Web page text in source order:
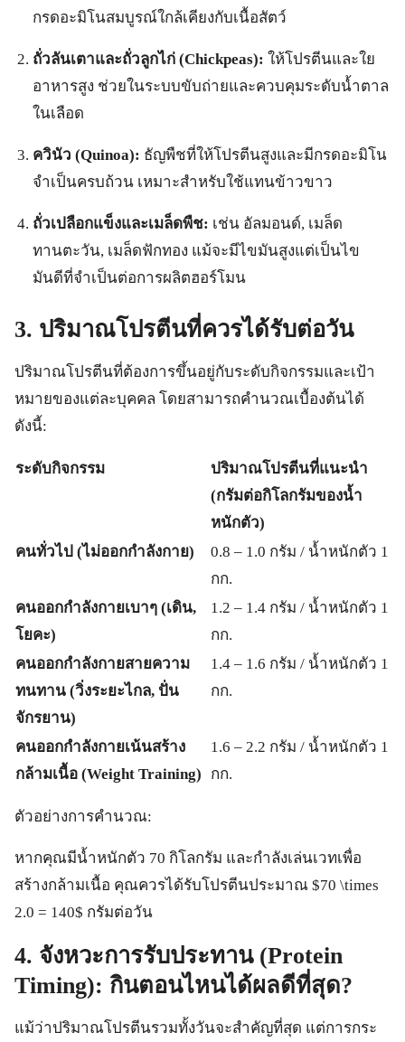
กรดอะมิโนสมบูรณ์ใกล้เคียงกับเนื้อสัตว์
ถั่วลันเตาและถั่วลูกไก่ (Chickpeas): ให้โปรตีนและใย
อาหารสูง ช่วยในระบบขับถ่ายและควบคุมระดับน้ำตาล
ในเลือด
ควินัว (Quinoa): ธัญพืชที่ให้โปรตีนสูงและมีกรดอะมิโน
จำเป็นครบถ้วน เหมาะสำหรับใช้แทนข้าวขาว
ถั่วเปลือกแข็งและเมล็ดพืช: เช่น อัลมอนด์, เมล็ด
ทานตะวัน, เมล็ดฟักทอง แม้จะมีไขมันสูงแต่เป็นไข
มันดีที่จำเป็นต่อการผลิตฮอร์โมน
3. ปริมาณโปรตีนที่ควรได้รับต่อวัน
ปริมาณโปรตีนที่ต้องการขึ้นอยู่กับระดับกิจกรรมและเป้า
หมายของแต่ละบุคคล โดยสามารถคำนวณเบื้องต้นได้
ดังนี้:
ระดับกิจกรรม
ปริมาณโปรตีนที่แนะนำ
(กรัมต่อกิโลกรัมของน้ำ
หนักตัว)
คนทั่วไป (ไม่ออกกำลังกาย)
0.8 – 1.0 กรัม / น้ำหนักตัว 1
กก.
คนออกกำลังกายเบาๆ (เดิน,
โยคะ)
1.2 – 1.4 กรัม / น้ำหนักตัว 1
กก.
คนออกกำลังกายสายความ
ทนทาน (วิ่งระยะไกล, ปั่น
จักรยาน)
1.4 – 1.6 กรัม / น้ำหนักตัว 1
กก.
คนออกกำลังกายเน้นสร้าง
กล้ามเนื้อ (Weight Training)
1.6 – 2.2 กรัม / น้ำหนักตัว 1
กก.
ตัวอย่างการคำนวณ:
หากคุณมีน้ำหนักตัว 70 กิโลกรัม และกำลังเล่นเวทเพื่อ
สร้างกล้ามเนื้อ คุณควรได้รับโปรตีนประมาณ $70 \times
2.0 = 140$ กรัมต่อวัน
4. จังหวะการรับประทาน (Protein
Timing): กินตอนไหนได้ผลดีที่สุด?
แม้ว่าปริมาณโปรตีนรวมทั้งวันจะสำคัญที่สุด แต่การกระ